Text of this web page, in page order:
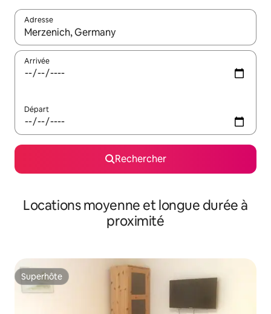
Adresse
Lorsque les résultats s'affichent, utilisez les flèches vers le
Arrivée
Départ
Rechercher
Locations moyenne et longue durée à
proximité
Superhôte
Superhôte